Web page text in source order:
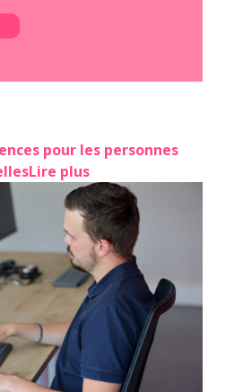
pour les personnes
Lire plus